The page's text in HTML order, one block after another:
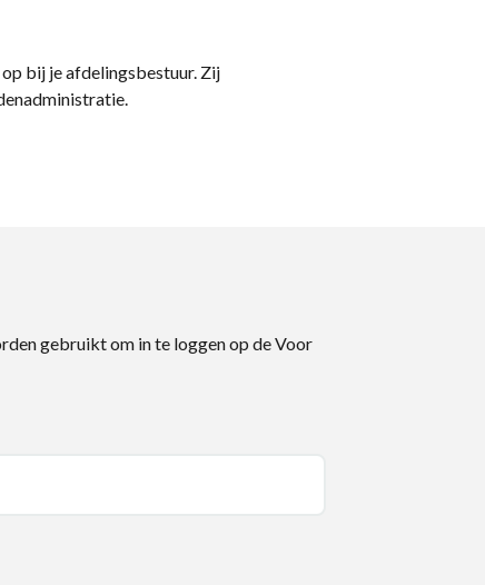
bij je afdelingsbestuur. Zij
gebruikt om in te loggen op de Voor